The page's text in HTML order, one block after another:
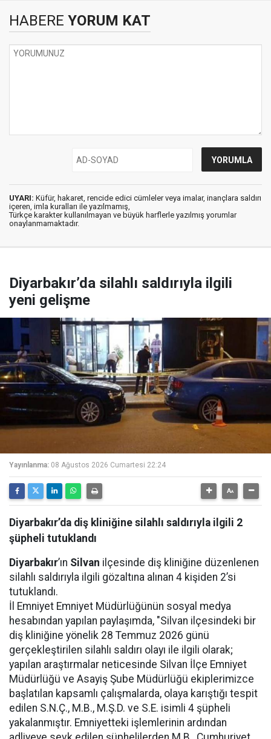
HABERE YORUM KAT
UYARI: Küfür, hakaret, rencide edici cümleler veya imalar, inançlara saldırı
içeren, imla kuralları ile yazılmamış,
Türkçe karakter kullanılmayan ve büyük harflerle yazılmış yorumlar
onaylanmamaktadır.
Diyarbakır’da silahlı saldırıyla ilgili
yeni gelişme
Yayınlanma: 08 Ağustos 2026 Cumartesi 22:24
Diyarbakır’da diş kliniğine silahlı saldırıyla ilgili 2
şüpheli tutuklandı
Diyarbakır’ın Silvan ilçesinde diş kliniğine düzenlenen
silahlı saldırıyla ilgili gözaltına alınan 4 kişiden 2’si
tutuklandı.
İl Emniyet Emniyet Müdürlüğünün sosyal medya
hesabından yapılan paylaşımda, "Silvan ilçesindeki bir
diş kliniğine yönelik 28 Temmuz 2026 günü
gerçekleştirilen silahlı saldırı olayı ile ilgili olarak;
yapılan araştırmalar neticesinde Silvan İlçe Emniyet
Müdürlüğü ve Asayiş Şube Müdürlüğü ekiplerimizce
başlatılan kapsamlı çalışmalarda, olaya karıştığı tespit
edilen S.N.Ç., M.B., M.Ş.D. ve S.E. isimli 4 şüpheli
yakalanmıştır. Emniyetteki işlemlerinin ardından